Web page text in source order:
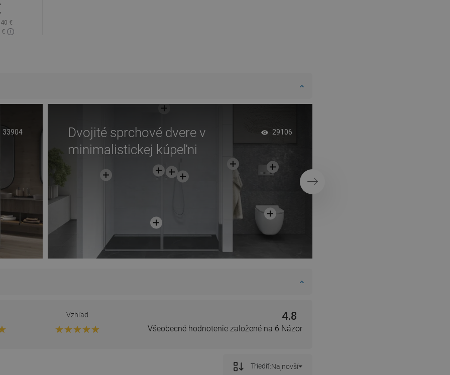
€
€
33904
Dvojité sprchové dvere v
minimalistickej kúpeľni
29106
Ďalej
Vzhľad 4.8
Všeobecné hodnotenie založené na 6 Názor
Triediť:Najnovší